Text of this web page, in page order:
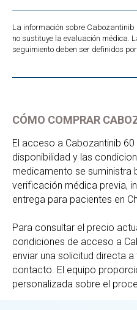
La información sobre
no sustituye la evaluación médica.
seguimiento deben ser definidos
CÓMO COMPRAR
El acceso a Cabozantinib
disponibilidad y las
medicamento se suministra
verificación médica previa,
entrega para pacientes en
Para consultar el precio
condiciones de acceso a
enviar una solicitud directa
contacto. El equipo
personalizada sobre el